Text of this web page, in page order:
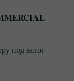
под залог